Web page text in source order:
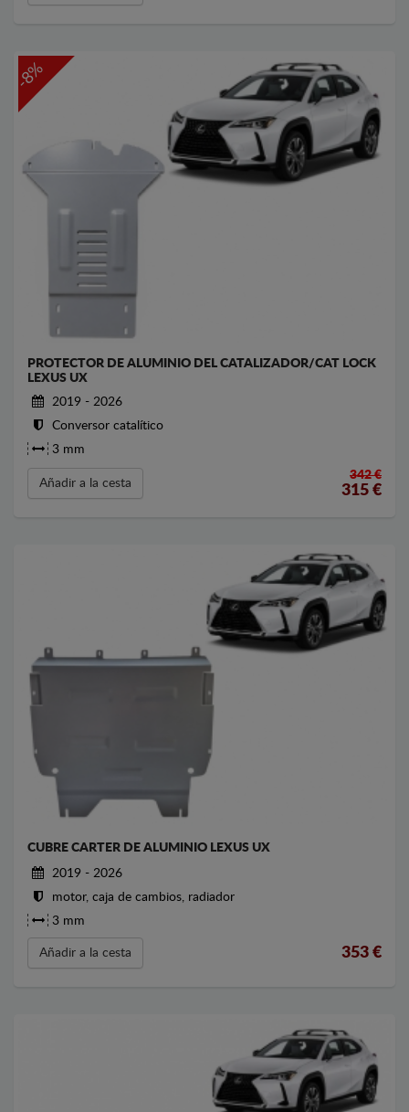
-8%
PROTECTOR DE ALUMINIO DEL CATALIZADOR/CAT LOCK
LEXUS UX
2019 - 2026
Conversor catalítico
3 mm
Añadir a la cesta
342 €
315 €
CUBRE CARTER DE ALUMINIO LEXUS UX
2019 - 2026
motor, caja de cambios, radiador
3 mm
Añadir a la cesta 353 €